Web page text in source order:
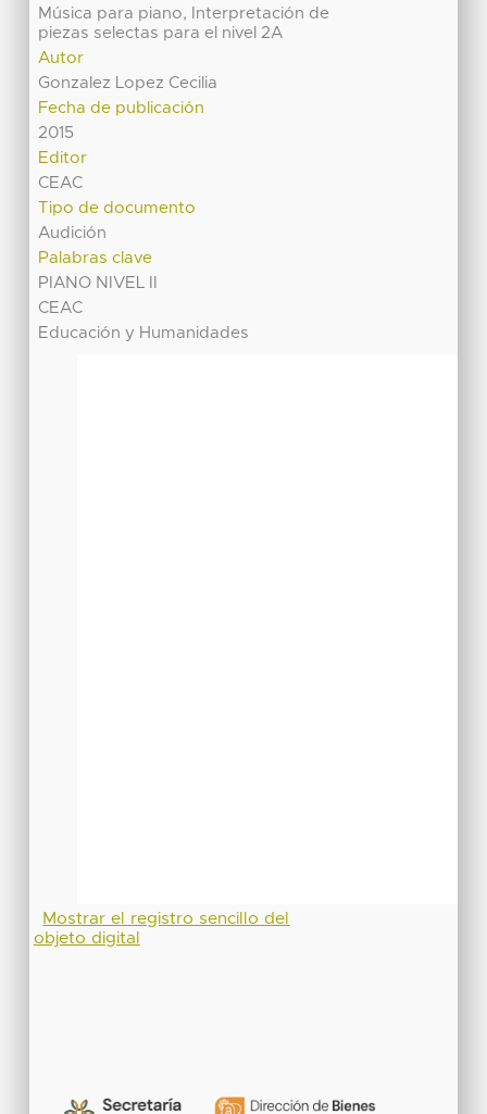
Música para piano, Interpretación de
piezas selectas para el nivel 2A
Autor
Gonzalez Lopez Cecilia
Fecha de publicación
2015
Editor
CEAC
Tipo de documento
Audición
Palabras clave
PIANO NIVEL II
CEAC
Educación y Humanidades
Mostrar el registro sencillo del
objeto digital